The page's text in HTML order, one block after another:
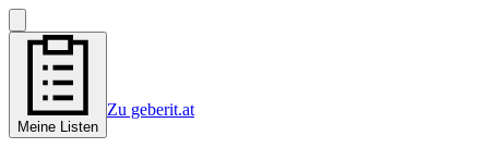
Meine Listen
Zu geberit.at